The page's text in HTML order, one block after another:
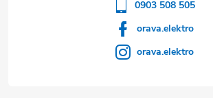
0903 508 505
orava.elektro
orava.elektro